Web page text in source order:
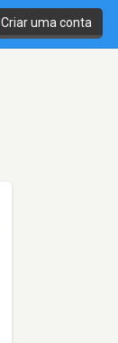
Criar uma conta